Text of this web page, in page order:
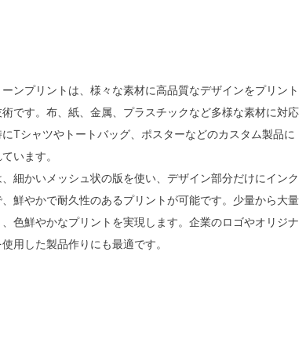
ンプリントは、様々な素材に高品質なデザインをプリント
です。布、紙、金属、プラスチックなど多様な素材に対応
にTシャツやトートバッグ、ポスターなどのカスタム製品に
います。
細かいメッシュ状の版を使い、デザイン部分だけにインク
鮮やかで耐久性のあるプリントが可能です。少量から大量
、色鮮やかなプリントを実現します。企業のロゴやオリジナ
用した製品作りにも最適です。